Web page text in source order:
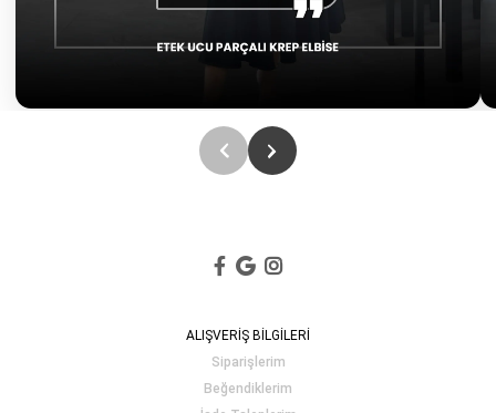
ALIŞVERİŞ BİLGİLERİ
Siparişlerim
Beğendiklerim